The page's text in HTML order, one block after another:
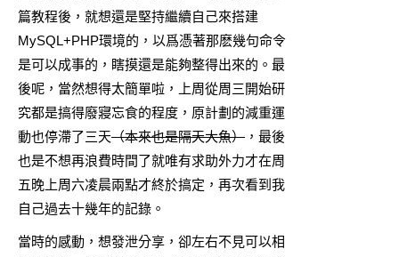
篇教程後，就想還是堅持繼續自己來搭建
MySQL+PHP環境的，以爲憑著那麽幾句命令
是可以成事的，瞎摸還是能夠整得出來的。最
後呢，當然想得太簡單啦，上周從周三開始研
究都是搞得廢寢忘食的程度，原計劃的減重運
動也停滯了三天（本來也是隔天大魚） ，最後
也是不想再浪費時間了就唯有求助外力才在周
五晚上周六凌晨兩點才終於搞定，再次看到我
自己過去十幾年的記錄。
當時的感動，想發泄分享，卻左右不見可以相